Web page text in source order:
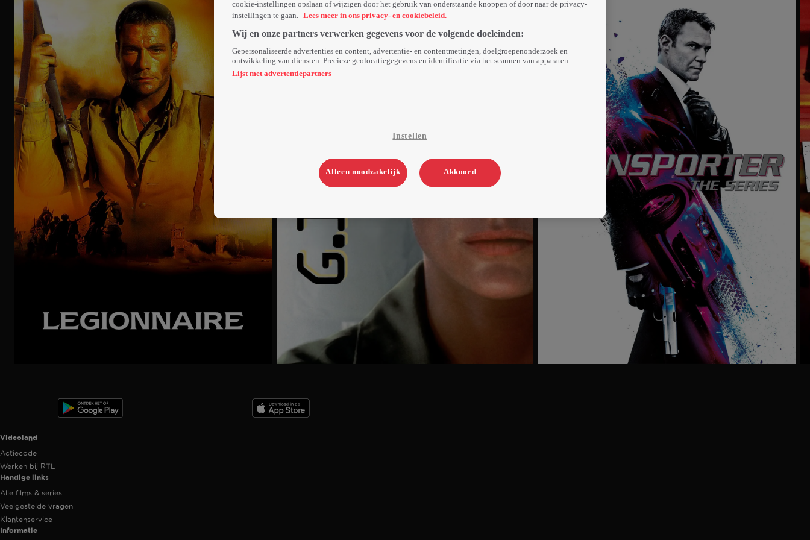
Videoland useful links.
Videoland
Actiecode
Werken bij RTL
Handige links
Alle films & series
Veelgestelde vragen
Klantenservice
Informatie
cookie-instellingen opslaan of wijzigen door het gebruik van onderstaande knoppen of door naar de privacy-
instellingen te gaan.
Lees meer in ons privacy- en cookiebeleid.
Wij en onze partners verwerken gegevens voor de volgende doeleinden:
Gepersonaliseerde advertenties en content, advertentie- en contentmetingen, doelgroepenonderzoek en
ontwikkeling van diensten. Precieze geolocatiegegevens en identificatie via het scannen van apparaten.
Lijst met advertentiepartners
Instellen
Alleen noodzakelijk Akkoord